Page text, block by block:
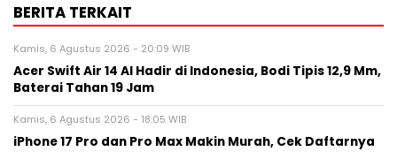
BERITA TERKAIT
Kamis, 6 Agustus 2026 - 20:09 WIB
Acer Swift Air 14 AI Hadir di Indonesia, Bodi Tipis 12,9 Mm,
Baterai Tahan 19 Jam
Kamis, 6 Agustus 2026 - 18:05 WIB
iPhone 17 Pro dan Pro Max Makin Murah, Cek Daftarnya